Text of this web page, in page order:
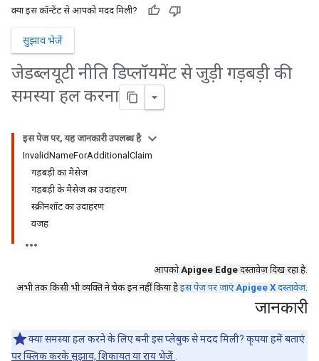
क्या इस कॉन्टेंट से आपको मदद मिली?
सुझाव भेजें
जेडब्लयूटी नीति डिप्लॉयमेंट से जुड़ी गड़बड़ी की
समस्या हल करना
इस पेज पर, यह जानकारी उपलब्ध है
InvalidNameForAdditionalClaim
गड़बड़ी का मैसेज
गड़बड़ी के मैसेज का उदाहरण
स्क्रीनशॉट का उदाहरण
वजह
आपकोApigee Edge दस्तावेज़ दिख रहा है.
अभी तक किसी भी व्यक्ति ने चेक इन नहीं किया हैइस पेज पर जाएंApigee X दस्तावेज़.
जानकारी
क्या समस्या हल करने के लिए बनी इस प्लेबुक से मदद मिली? कृपया हमें बताएं
पर क्लिक करके सुझाव, शिकायत या राय भेजें